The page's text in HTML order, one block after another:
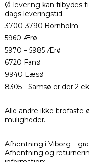
Ø-levering kan tilbydes
dags leveringstid.
3700-3790 Bornholm
5960 Ærø
5970 – 5985 Ærø
6720 Fanø
9940 Læsø
8305 - Samsø er der 2
Alle andre ikke brofaste
muligheder.
Afhentning i Viborg –
Afhentning og